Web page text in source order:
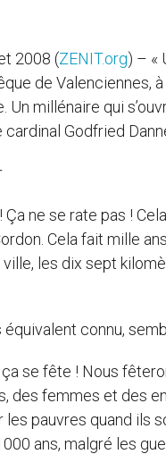
2008 (ZENIT.org) – «
de Valenciennes,
Un millénaire qui
cardinal Godfried
ne se rate pas !
Cela fait mille
les dix sept
connu,
se fête ! Nous
des femmes et des
les pauvres quand
ans, malgré les